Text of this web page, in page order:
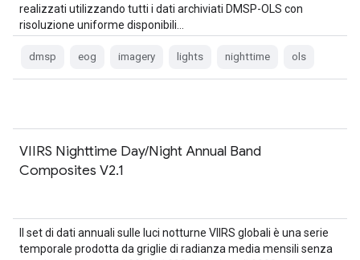
realizzati utilizzando tutti i dati archiviati DMSP-OLS con
risoluzione uniforme disponibili…
dmsp eog imagery lights nighttime ols
VIIRS Nighttime Day/Night Annual Band
Composites V2.1
Il set di dati annuali sulle luci notturne VIIRS globali è una serie
temporale prodotta da griglie di radianza media mensili senza